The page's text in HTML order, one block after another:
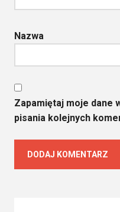
Nazwa
Zapamiętaj moje dane
pisania kolejnych